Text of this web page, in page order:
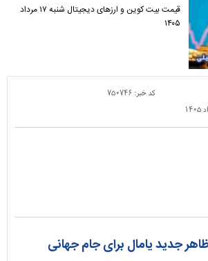
قیمت بیت کوین و ارز‌های دیجیتال شنبه ۱۷ مرداد
۱۴۰۵
کد خبر: ۷۵۰۷۴۶
جدید یامال برای جام جهانی